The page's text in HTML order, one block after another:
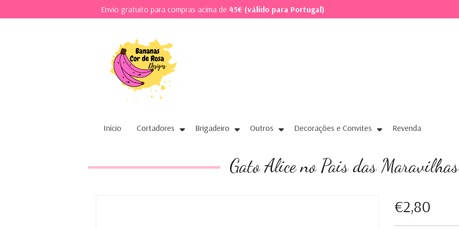
Envio gratuito para compras acima de 45€ (válido para Portugal)
Início Cortadores Brigadeiro Outros Decorações e Convites Revenda
Gato Alice no Pais das Maravilhas
€2,80